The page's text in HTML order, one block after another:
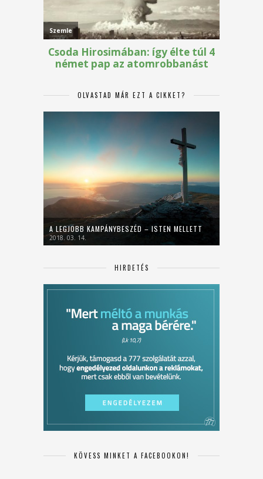
OLVASTAD MÁR EZT A CIKKET?
A LEGJOBB KAMPÁNYBESZÉD – ISTEN MELLETT
2018. 03. 14.
HIRDETÉS
KÖVESS MINKET A FACEBOOKON!